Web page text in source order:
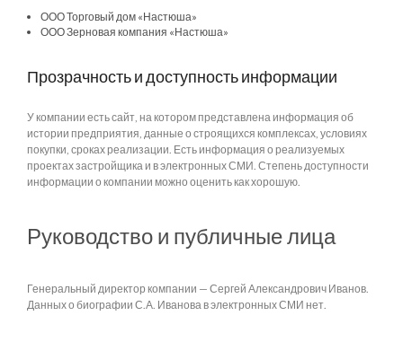
ООО Торговый дом «Настюша»
ООО Зерновая компания «Настюша»
Прозрачность и доступность информации
У компании есть сайт, на котором представлена информация об
истории предприятия, данные о строящихся комплексах, условиях
покупки, сроках реализации. Есть информация о реализуемых
проектах застройщика и в электронных СМИ. Степень доступности
информации о компании можно оценить как хорошую.
Руководство и публичные лица
Генеральный директор компании — Сергей Александрович Иванов.
Данных о биографии С.А. Иванова в электронных СМИ нет.